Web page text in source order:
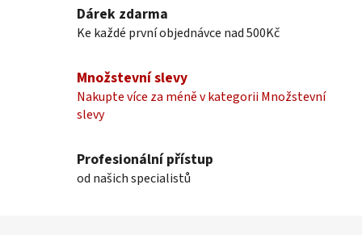
d
c
í
p
k
y
Dárek zdarma
Ke každé první objednávce nad 500Kč
Množstevní slevy
Nakupte více za méně v kategorii Množstevní
slevy
Profesionální přístup
od našich specialistů